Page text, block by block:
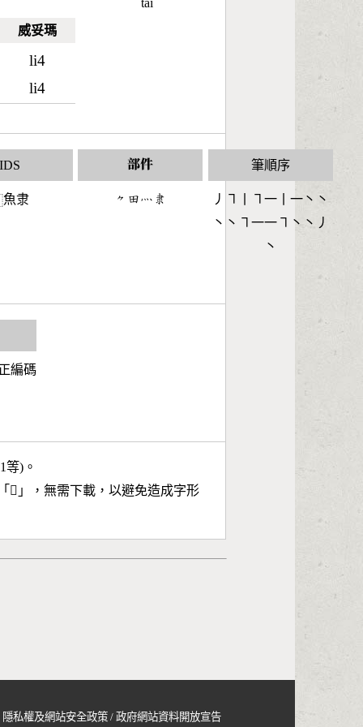
威妥瑪
li4
li4
tāi
IDS
魚隶
部件
󶀾󶄬󶃺󶇖
筆順序
丿㇕丨㇕一丨一丶丶
丶丶㇕一一㇕丶丶丿
丶
編碼
等)。
𩸙 」，無需下載，以避免造成字形
隱私權及網站安全政策 /政府網站資料開放宣告